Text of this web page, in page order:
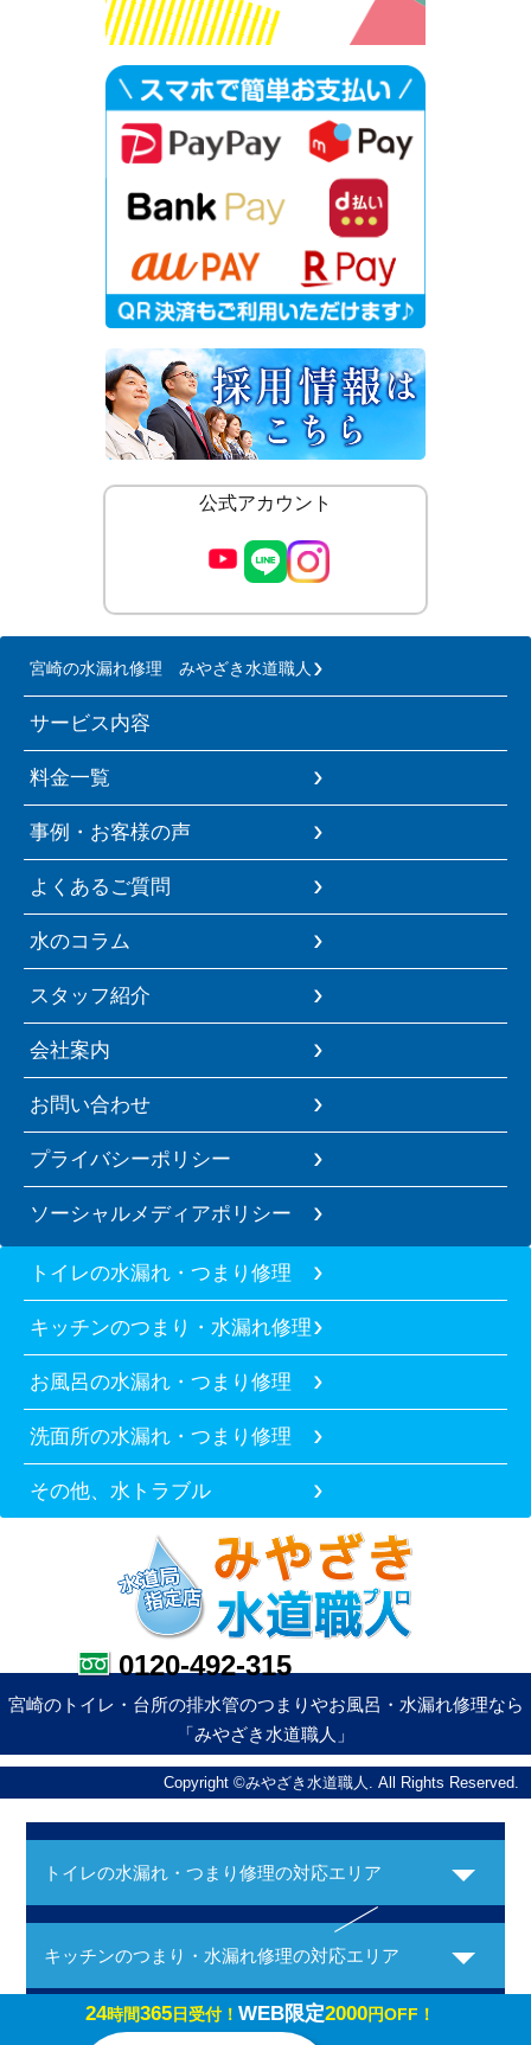
公式アカウント
宮崎の水漏れ修理 みやざき水道職人
サービス内容
料金一覧
事例・お客様の声
よくあるご質問
水のコラム
スタッフ紹介
会社案内
お問い合わせ
プライバシーポリシー
ソーシャルメディアポリシー
トイレの水漏れ・つまり修理
キッチンのつまり・水漏れ修理
お風呂の水漏れ・つまり修理
洗面所の水漏れ・つまり修理
その他、水トラブル
0120-492-315
宮崎のトイレ・台所の排水管のつまりやお風呂・水漏れ修理なら
「みやざき水道職人」
Copyright ©みやざき水道職人. All Rights Reserved.
トイレの水漏れ・つまり修理の対応エリア
キッチンのつまり・水漏れ修理の対応エリア
お風呂の水漏れ・つまり修理の対応エリア
24時間365日受付！ WEB限定2000円OFF！